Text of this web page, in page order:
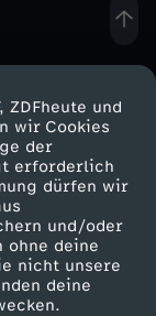
ZDFheute und
wir Cookies
der
erforderlich
dürfen wir
und/oder
ohne deine
nicht unsere
deine
ZDF